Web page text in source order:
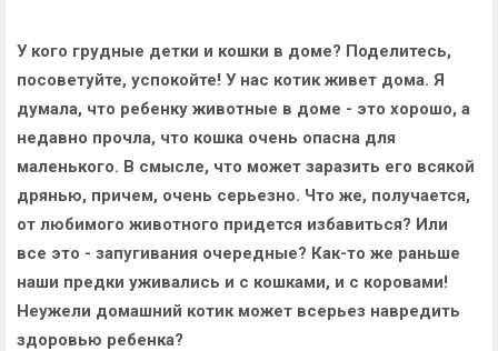
У кого грудные детки и кошки в доме? Поделитесь,
посоветуйте, успокойте! У нас котик живет дома. Я
думала, что ребенку животные в доме - это хорошо, а
недавно прочла, что кошка очень опасна для
маленького. В смысле, что может заразить его всякой
дрянью, причем, очень серьезно. Что же, получается,
от любимого животного придется избавиться? Или
все это - запугивания очередные? Как-то же раньше
наши предки уживались и с кошками, и с коровами!
Неужели домашний котик может всерьез навредить
здоровью ребенка?